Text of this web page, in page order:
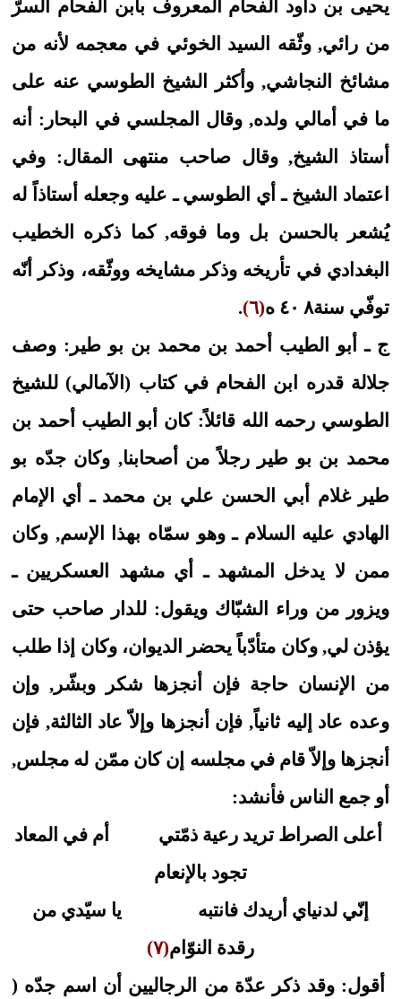
يحيى بن داود الفحام المعروف بابن الفحام السرّ
من رائي, وثّقه السيد الخوئي في معجمه لأنه من
مشائخ النجاشي, وأكثر الشيخ الطوسي عنه على
ما في أمالي ولده, وقال المجلسي في البحار: أنه
أستاذ الشيخ, وقال صاحب منتهى المقال: وفي
اعتماد الشيخ ـ أي الطوسي ـ عليه وجعله أستاذاً له
يُشعر بالحسن بل وما فوقه, كما ذكره الخطيب
البغدادي في تأريخه وذكر مشايخه ووثّقه، وذكر أنّه
توفّي سنة٨ ٤٠ ه
(٦)
.
ج ـ أبو الطيب أحمد بن محمد بن بو طير: وصف
جلالة قدره ابن الفحام في كتاب (الآمالي) للشيخ
الطوسي رحمه الله قائلاً: كان أبو الطيب أحمد بن
محمد بن بو طير رجلاً من أصحابنا, وكان جدّه بو
طير غلام أبي الحسن علي بن محمد ـ أي الإمام
الهادي عليه السلام ـ وهو سمّاه بهذا الإسم, وكان
ممن لا يدخل المشهد ـ أي مشهد العسكريين ـ
ويزور من وراء الشبّاك ويقول: للدار صاحب حتى
يؤذن لي, وكان متأدّباً يحضر الديوان، وكان إذا طلب
من الإنسان حاجة فإن أنجزها شكر وبشّر, وإن
وعده عاد إليه ثانياً, فإن أنجزها وإلاّ عاد الثالثة, فإن
أنجزها وإلاّ قام في مجلسه إن كان ممّن له مجلس,
أو جمع الناس فأنشد:
أعلى الصراط تريد رعية ذمّتي
أم في المعاد
تجود بالإنعام
إنّي لدنياي أريدك فانتبه
يا سيّدي من
رقدة النوّام(٧)
أقول: وقد ذكر عدّة من الرجاليين أن اسم جدّه (